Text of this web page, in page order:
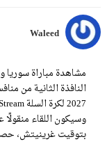
Waleed
النافذة الثانية من
بتوقيت غرينيتش،